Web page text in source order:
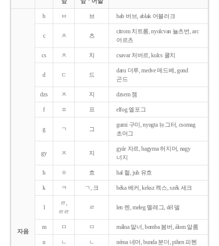
자음
b ㅂ 브 bab 버브, ablak 어블러크
c ㅊ 츠
citrom 치트롬, nyolcvan 뇰츠번, arc
어르츠
cs ㅊ 치 csavar 처버르, kulcs 쿨치
d ㄷ 드
daru 더루, medve 메드베, gond
곤드
dzs ㅈ 지 dzsem 젬
f ㅍ 프 elfog 엘포그
g ㄱ 그
gumi 구미, nyugta 뉴그터, csomag
초머그
gy ㅈ 지
gyár 자르, hagyma 허지머, nagy
너지
h ㅎ 흐 hal 헐, juh 유흐
k ㅋ ㄱ, 크 béka 베커, keksz 켁스, szék 세크
l
ㄹ,
ㄹㄹ
ㄹ len 렌, meleg 멜레그, dél 델
m ㅁ ㅁ málna 말너, bomba 봄버, álom 알롬
n ㄴ ㄴ néma 네머, bunda 분더, pihen 피헨